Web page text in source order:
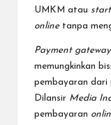
UMKM atau
online tanpa
Payment gateway
memungkinkan
pembayaran dari
Dilansir Media
pembayaran